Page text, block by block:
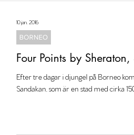
Four Points by
Efter tre dagar i djungel på Borneo
Sandakan, som är en stad med cirka
BORNEO
10 jan. 2016